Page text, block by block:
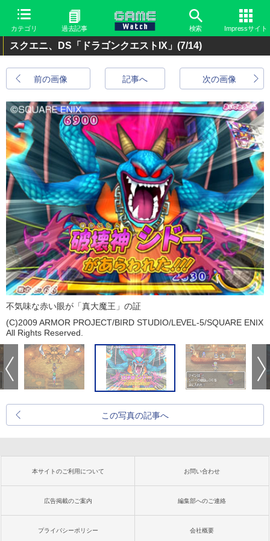
カテゴリ 過去記事 検索 Impressサイト
スクエニ、DS「ドラゴンクエストIX」 (7/14)
前の画像 次の画像
記事へ
不気味な赤い眼が「真大魔王」の証
(C)2009 ARMOR PROJECT/BIRD STUDIO/LEVEL-5/SQUARE ENIX
All Rights Reserved.
この写真の記事へ
本サイトのご利用について お問い合わせ
広告掲載のご案内 編集部へのご連絡
プライバシーポリシー 会社概要